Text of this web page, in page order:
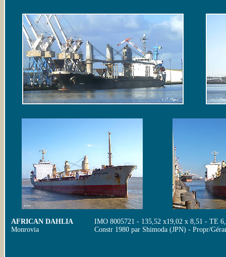
AFRICAN DAHLIA
Monrovia
IMO 8005721 - 135,52 x19,02 x 8,51 - TE
Constr 1980 par Shimoda (JPN) - Propr/